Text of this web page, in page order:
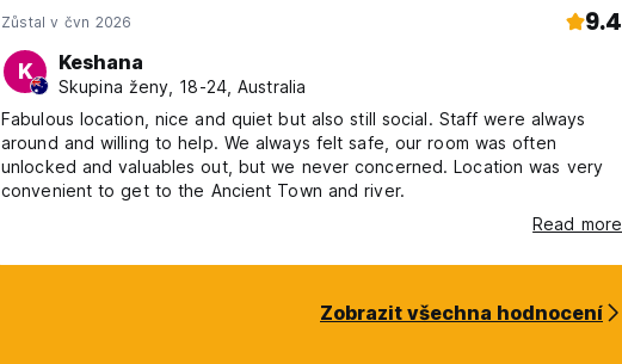
Zůstal v čvn 2026 9.4
K Keshana
Skupina ženy, 18-24, Australia
Fabulous location, nice and quiet but also still social. Staff were always
around and willing to help. We always felt safe, our room was often
unlocked and valuables out, but we never concerned. Location was very
convenient to get to the Ancient Town and river.
Read more
Zobrazit všechna hodnocení